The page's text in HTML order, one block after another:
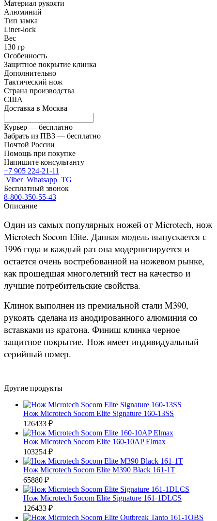
Материал рукояти
Алюминий
Тип замка
Liner-lock
Вес
130 гр
Особенность
Защитное покрытие клинка
Дополнительно
Тактический нож
Страна производства
США
Доставка в Москва
Курьер — бесплатно
Забрать из ПВЗ — бесплатно
Почтой России
Помощь при покупке
Напишите консультанту
+7 905 224-21-11
Viber Whatsapp TG
Бесплатный звонок
8-800-350-55-43
Описание
Один из самых популярных ножей от Microtech, нож
Microtech Socom Elite. Данная модель выпускается с
1996 года и каждый раз она модернизируется и
остается очень востребованной на ножевом рынке,
как прошедшая многолетний тест на качество и
лучшие потребительские свойства.
Клинок выполнен из премиальной стали M390,
рукоять сделана из анодированного алюминия со
вставками из кратона. Финиш клинка черное
защитное покрытие. Нож имеет индивидуальный
серийный номер.
Другие продукты
Нож Microtech Socom Elite Signature 160-13SS
126433 ₽
Нож Microtech Socom Elite 160-10AP Elmax
103254 ₽
Нож Microtech Socom Elite M390 Black 161-1T
65880 ₽
Нож Microtech Socom Elite Signature 161-1DLCS
126433 ₽